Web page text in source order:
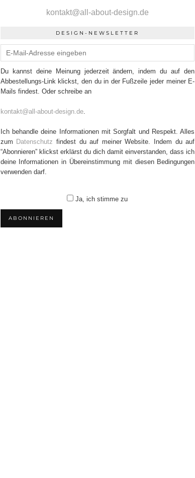
kontakt@all-about-design.de
DESIGN-NEWSLETTER
Du kannst deine Meinung jederzeit ändern, indem du auf den
Abbestellungs-Link klickst, den du in der Fußzeile jeder meiner E-
Mails findest. Oder schreibe an
kontakt@all-about-design.de.
Ich behandle deine Informationen mit Sorgfalt und Respekt. Alles
zum Datenschutz findest du auf meiner Website. Indem du auf
“Abonnieren” klickst erklärst du dich damit einverstanden, dass ich
deine Informationen in Übereinstimmung mit diesen Bedingungen
verwenden darf.
Ja, ich stimme zu
ABONNIEREN